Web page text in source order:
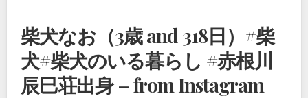
柴犬なお（3歳 and 318日）#柴
犬#柴犬のいる暮らし #赤根川
辰巳荘出身 – from Instagram